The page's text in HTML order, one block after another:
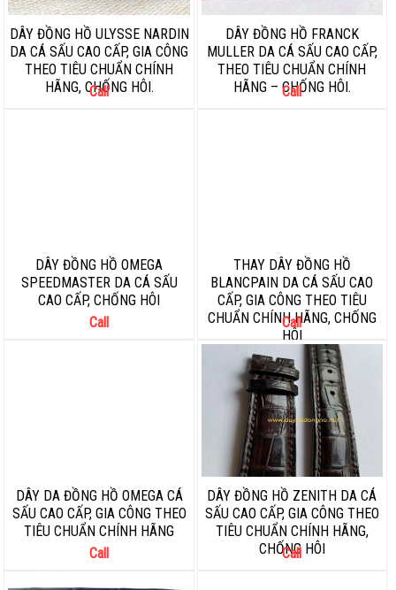
DÂY ĐỒNG HỒ ULYSSE NARDIN
DA CÁ SẤU CAO CẤP, GIA CÔNG
THEO TIÊU CHUẨN CHÍNH
HÃNG, CHỐNG HÔI.
Call
DÂY ĐỒNG HỒ FRANCK
MULLER DA CÁ SẤU CAO CẤP,
THEO TIÊU CHUẨN CHÍNH
HÃNG – CHỐNG HÔI.
Call
DÂY ĐỒNG HỒ OMEGA
SPEEDMASTER DA CÁ SẤU
CAO CẤP, CHỐNG HÔI
Call
THAY DÂY ĐỒNG HỒ
BLANCPAIN DA CÁ SẤU CAO
CẤP, GIA CÔNG THEO TIÊU
CHUẨN CHÍNH HÃNG, CHỐNG
HÔI
Call
DÂY DA ĐỒNG HỒ OMEGA CÁ
SẤU CAO CẤP, GIA CÔNG THEO
TIÊU CHUẨN CHÍNH HÃNG
Call
DÂY ĐỒNG HỒ ZENITH DA CÁ
SẤU CAO CẤP, GIA CÔNG THEO
TIÊU CHUẨN CHÍNH HÃNG,
CHỐNG HÔI
Call